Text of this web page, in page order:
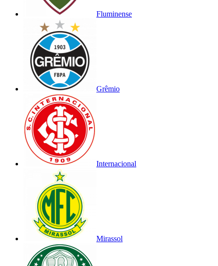
Fluminense
Grêmio
Internacional
Mirassol